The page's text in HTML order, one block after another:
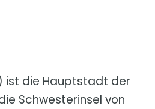
ist die Hauptstadt der
Schwesterinsel von